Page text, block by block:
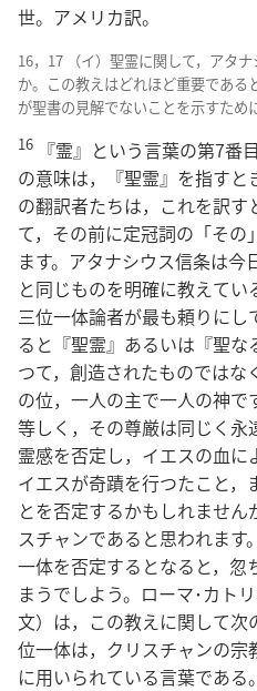
世。アメリカ訳。
16，17 （イ）聖霊に関して，アタ
か。この教えはどれほど重要である
が聖書の見解でないことを示すため
16
『霊』という言葉の第7番
の意味は，『聖霊』を指す
の翻訳者たちは，これを訳
て，その前に定冠詞の「そ
ます。アタナシウス信条は
と同じものを明確に教えて
三位一体論者が最も頼りに
ると『聖霊』あるいは『聖
つて，創造されたものではな
の位，一人の主で一人の神で
等しく，その尊厳は同じく永
霊感を否定し，イエスの血に
イエスが奇蹟を行つたこと，
とを否定するかもしれませ
スチャンであると思われま
一体を否定するとなると，忽
まうでしよう。ローマ･カト
文）は，この教えに関して次
位一体は，クリスチャンの
に用いられている言葉である。